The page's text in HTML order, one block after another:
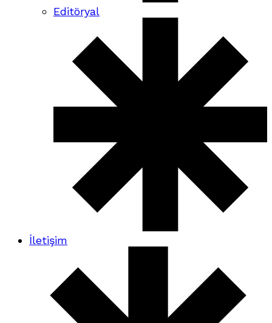
Editöryal
İletişim